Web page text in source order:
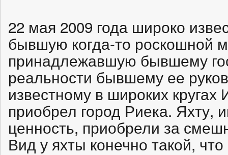
22 мая 2009 года широко
бывшую когда-то роскошной
принадлежавшую бывшему
реальности бывшему ее
известному в широких кругах
приобрел город Риека.
ценность, приобрели за
Вид у яхты конечно такой,